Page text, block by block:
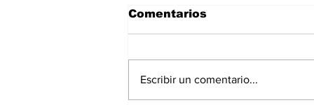
Comentarios
Escribir un comentario...